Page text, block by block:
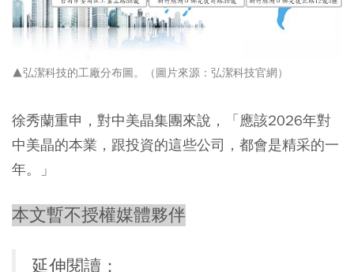
▲弘潔科技的工廠分布圖。（圖片來源：弘潔科技官網）
徐秀蘭重申，對中美晶集團來說，「應該2026年對
中美晶的本業，跟投資的這些公司，都會是精采的一
年。」
本文暫不授權媒體夥伴
延伸閱讀：